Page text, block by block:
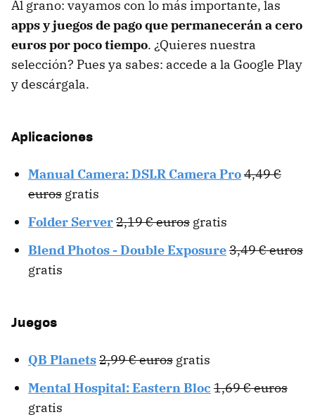
Al grano: vayamos con lo más importante, las
apps y juegos de pago que permanecerán a cero
euros por poco tiempo. ¿Quieres nuestra
selección? Pues ya sabes: accede a la Google Play
y descárgala.
Aplicaciones
Manual Camera: DSLR Camera Pro4,49 €
euros gratis
Folder Server2,19 € euros gratis
Blend Photos - Double Exposure3,49 € euros
gratis
Juegos
QB Planets2,99 € euros gratis
Mental Hospital: Eastern Bloc 1,69 € euros
gratis